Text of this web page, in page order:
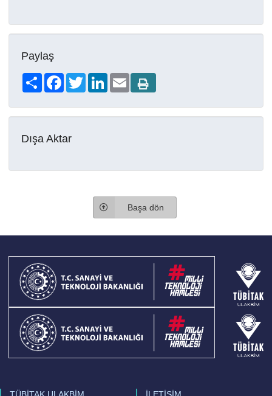
Paylaş
Share FacebookTwitterLinkedIn
Email
Dışa Aktar
Başa dön